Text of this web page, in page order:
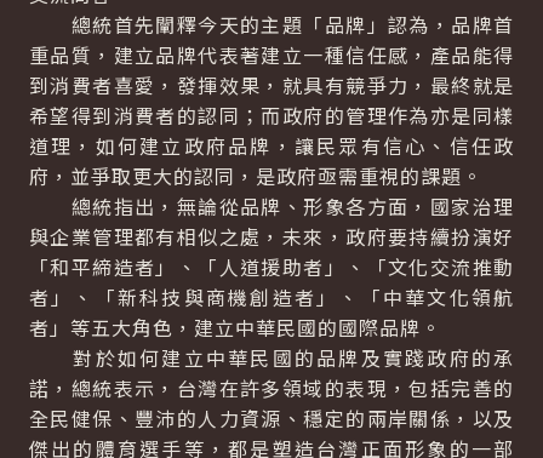
總統首先闡釋今天的主題「品牌」認為，品牌首
重品質，建立品牌代表著建立一種信任感，產品能得
到消費者喜愛，發揮效果，就具有競爭力，最終就是
希望得到消費者的認同；而政府的管理作為亦是同樣
道理，如何建立政府品牌，讓民眾有信心、信任政
府，並爭取更大的認同，是政府亟需重視的課題。
總統指出，無論從品牌、形象各方面，國家治理
與企業管理都有相似之處，未來，政府要持續扮演好
「和平締造者」、「人道援助者」、「文化交流推動
者」、「新科技與商機創造者」、「中華文化領航
者」等五大角色，建立中華民國的國際品牌。
對於如何建立中華民國的品牌及實踐政府的承
諾，總統表示，台灣在許多領域的表現，包括完善的
全民健保、豐沛的人力資源、穩定的兩岸關係，以及
傑出的體育選手等，都是塑造台灣正面形象的一部